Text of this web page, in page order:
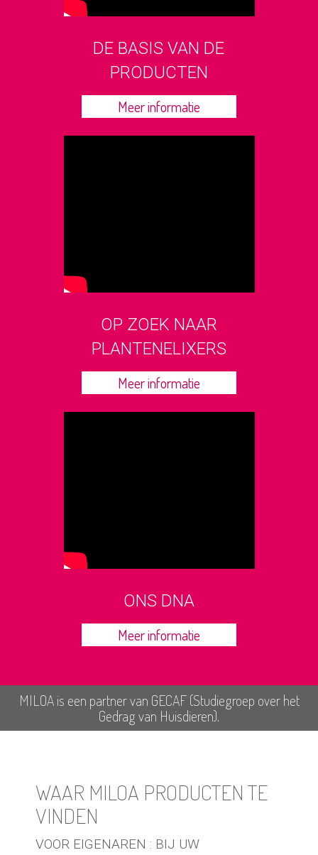
DE BASIS VAN DE
PRODUCTEN
Meer informatie
OP ZOEK NAAR
PLANTENELIXERS
Meer informatie
ONS DNA
Meer informatie
MILOA is een partner van GECAF (Studiegroep over het
Gedrag van Huisdieren).
WAAR MILOA PRODUCTEN TE
VINDEN
VOOR EIGENAREN : BIJ UW